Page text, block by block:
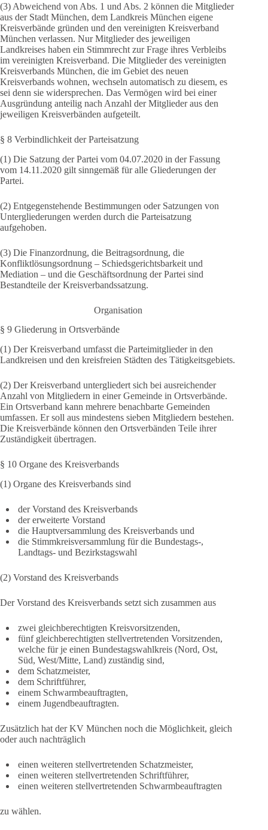
(3) Abweichend von Abs. 1 und Abs. 2 können die Mitglieder
aus der Stadt München, dem Landkreis München eigene
Kreisverbände gründen und den vereinigten Kreisverband
München verlassen. Nur Mitglieder des jeweiligen
Landkreises haben ein Stimmrecht zur Frage ihres Verbleibs
im vereinigten Kreisverband. Die Mitglieder des vereinigten
Kreisverbands München, die im Gebiet des neuen
Kreisverbands wohnen, wechseln automatisch zu diesem, es
sei denn sie widersprechen. Das Vermögen wird bei einer
Ausgründung anteilig nach Anzahl der Mitglieder aus den
jeweiligen Kreisverbänden aufgeteilt.
§ 8 Verbindlichkeit der Parteisatzung
(1) Die Satzung der Partei vom 04.07.2020 in der Fassung
vom 14.11.2020 gilt sinngemäß für alle Gliederungen der
Partei.
(2) Entgegenstehende Bestimmungen oder Satzungen von
Untergliederungen werden durch die Parteisatzung
aufgehoben.
(3) Die Finanzordnung, die Beitragsordnung, die
Konfliktlösungsordnung – Schiedsgerichtsbarkeit und
Mediation – und die Geschäftsordnung der Partei sind
Bestandteile der Kreisverbandssatzung.
Organisation
§ 9 Gliederung in Ortsverbände
(1) Der Kreisverband umfasst die Parteimitglieder in den
Landkreisen und den kreisfreien Städten des Tätigkeitsgebiets.
(2) Der Kreisverband untergliedert sich bei ausreichender
Anzahl von Mitgliedern in einer Gemeinde in Ortsverbände.
Ein Ortsverband kann mehrere benachbarte Gemeinden
umfassen. Er soll aus mindestens sieben Mitgliedern bestehen.
Die Kreisverbände können den Ortsverbänden Teile ihrer
Zuständigkeit übertragen.
§ 10 Organe des Kreisverbands
(1) Organe des Kreisverbands sind
der Vorstand des Kreisverbands
der erweiterte Vorstand
die Hauptversammlung des Kreisverbands und
die Stimmkreisversammlung für die Bundestags-,
Landtags- und Bezirkstagswahl
(2) Vorstand des Kreisverbands
Der Vorstand des Kreisverbands setzt sich zusammen aus
zwei gleichberechtigten Kreisvorsitzenden,
fünf gleichberechtigten stellvertretenden Vorsitzenden,
welche für je einen Bundestagswahlkreis (Nord, Ost,
Süd, West/Mitte, Land) zuständig sind,
dem Schatzmeister,
dem Schriftführer,
einem Schwarmbeauftragten,
einem Jugendbeauftragten.
Zusätzlich hat der KV München noch die Möglichkeit, gleich
oder auch nachträglich
einen weiteren stellvertretenden Schatzmeister,
einen weiteren stellvertretenden Schriftführer,
einen weiteren stellvertretenden Schwarmbeauftragten
zu wählen.